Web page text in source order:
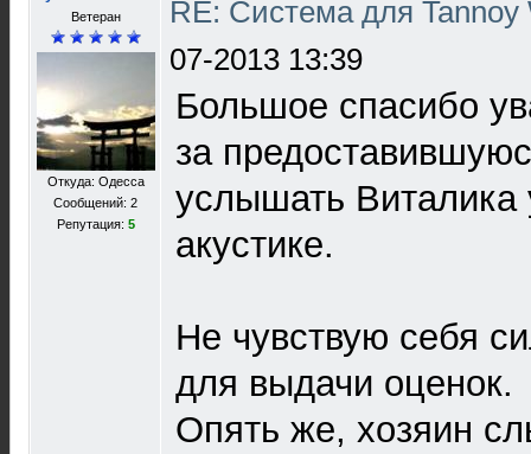
Ветеран
Откуда: Одесса
Сообщений: 2
Репутация: 5
RE: Система для
07-2013 13:39
Большое спасибо
за
услышать Виталика
акустике.
Не чувствую себя
для выдачи оценок.
Опять же, хозяин